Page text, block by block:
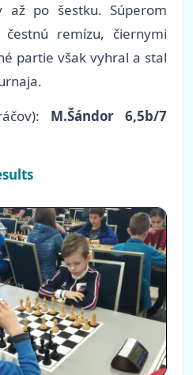
až po šestku. Súperom
remízu, čiernymi
partie však vyhral a stal
M.Šándor 6,5b/7